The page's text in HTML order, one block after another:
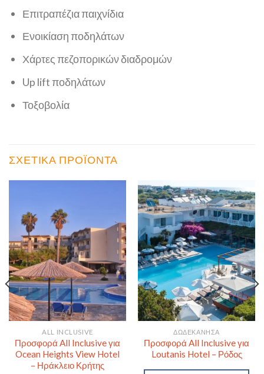
Επιτραπέζια παιχνίδια
Ενοικίαση ποδηλάτων
Χάρτες πεζοπορικών διαδρομών
Up lift ποδηλάτων
Τοξοβολία
ΣΧΕΤΙΚΆ ΠΡΟΪΌΝΤΑ
ALL INCLUSIVE
Προσφορά All Inclusive για
Ocean Heights View Hotel
– Ηράκλειο Κρήτης
ΔΩΔΕΚΆΝΗΣΑ
Προσφορά All Inclusive για
Loutanis Hotel – Ρόδος